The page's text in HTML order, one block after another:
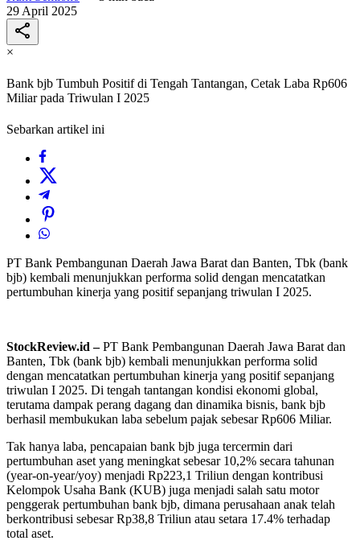
29 April 2025
×
Bank bjb Tumbuh Positif di Tengah Tantangan, Cetak Laba Rp606
Miliar pada Triwulan I 2025
Sebarkan artikel ini
PT Bank Pembangunan Daerah Jawa Barat dan Banten, Tbk (bank
bjb) kembali menunjukkan performa solid dengan mencatatkan
pertumbuhan kinerja yang positif sepanjang triwulan I 2025.
StockReview.id –PT Bank Pembangunan Daerah Jawa Barat dan
Banten, Tbk (bank bjb) kembali menunjukkan performa solid
dengan mencatatkan pertumbuhan kinerja yang positif sepanjang
triwulan I 2025. Di tengah tantangan kondisi ekonomi global,
terutama dampak perang dagang dan dinamika bisnis, bank bjb
berhasil membukukan laba sebelum pajak sebesar Rp606 Miliar.
Tak hanya laba, pencapaian bank bjb juga tercermin dari
pertumbuhan aset yang meningkat sebesar 10,2% secara tahunan
(year-on-year/yoy) menjadi Rp223,1 Triliun dengan kontribusi
Kelompok Usaha Bank (KUB) juga menjadi salah satu motor
penggerak pertumbuhan bank bjb, dimana perusahaan anak telah
berkontribusi sebesar Rp38,8 Triliun atau setara 17.4% terhadap
total aset.